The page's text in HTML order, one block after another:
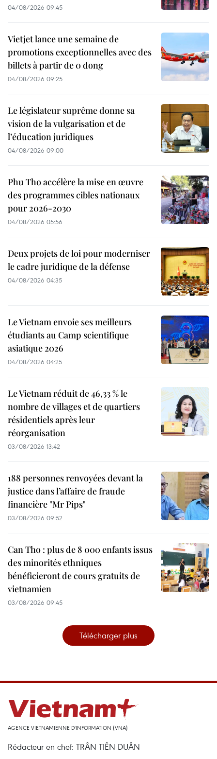
04/08/2026 09:45
Vietjet lance une semaine de
promotions exceptionnelles avec des
billets à partir de 0 dong
04/08/2026 09:25
Le législateur suprême donne sa
vision de la vulgarisation et de
l’éducation juridiques
04/08/2026 09:00
Phu Tho accélère la mise en œuvre
des programmes cibles nationaux
pour 2026-2030
04/08/2026 05:56
Deux projets de loi pour moderniser
le cadre juridique de la défense
04/08/2026 04:35
Le Vietnam envoie ses meilleurs
étudiants au Camp scientifique
asiatique 2026
04/08/2026 04:25
Le Vietnam réduit de 46,33 % le
nombre de villages et de quartiers
résidentiels après leur
réorganisation
03/08/2026 13:42
188 personnes renvoyées devant la
justice dans l’affaire de fraude
financière "Mr Pips"
03/08/2026 09:52
Can Tho : plus de 8 000 enfants issus
des minorités ethniques
bénéficieront de cours gratuits de
vietnamien
03/08/2026 09:45
Télécharger plus
AGENCE VIETNAMIENNE D'INFORMATION (VNA)
Rédacteur en chef: TRÂN TIÊN DUÂN